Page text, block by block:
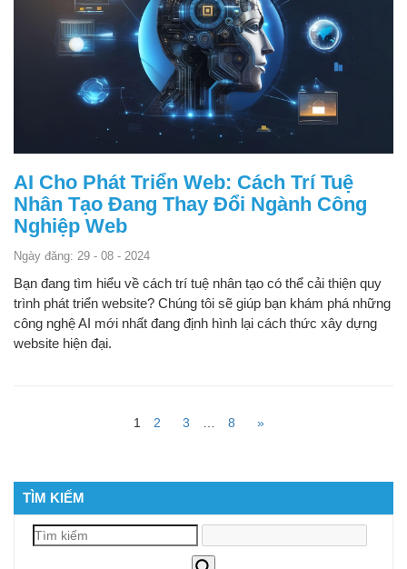
AI Cho Phát Triển Web: Cách Trí Tuệ
Nhân Tạo Đang Thay Đổi Ngành Công
Nghiệp Web
Ngày đăng: 29 - 08 - 2024
Bạn đang tìm hiểu về cách trí tuệ nhân tạo có thể cải thiện quy
trình phát triển website? Chúng tôi sẽ giúp bạn khám phá những
công nghệ AI mới nhất đang định hình lại cách thức xây dựng
website hiện đại.
1 2 3 8 »
TÌM KIẾM